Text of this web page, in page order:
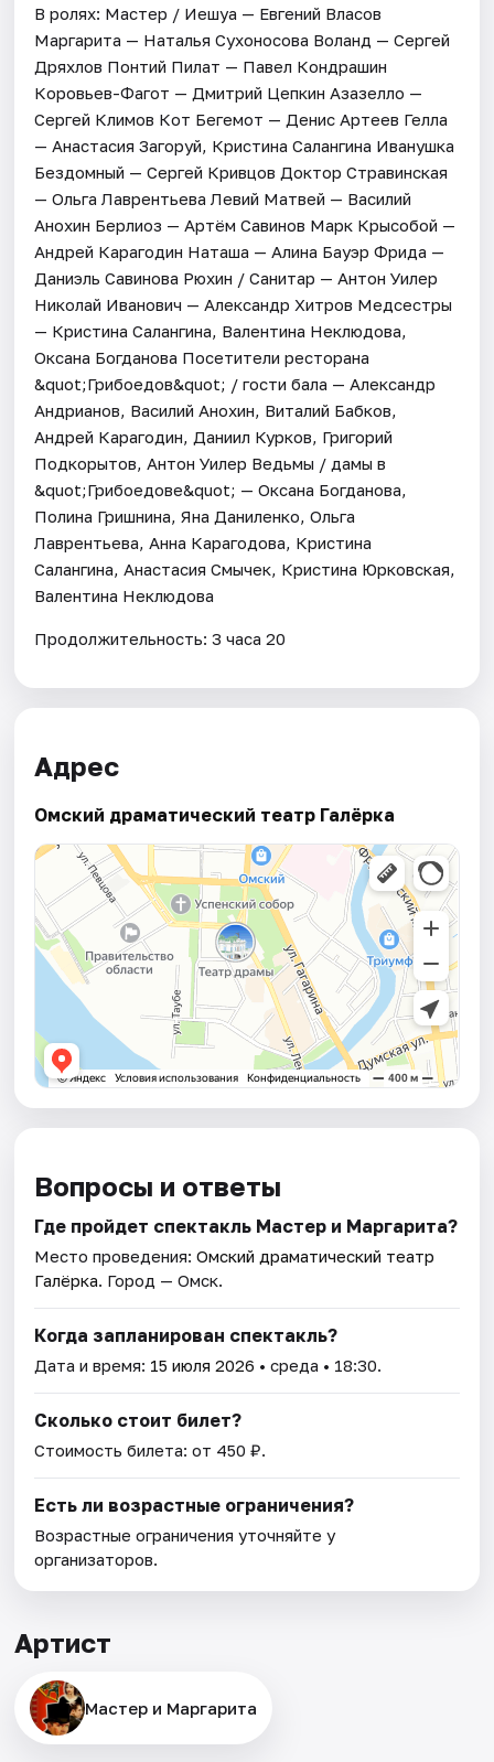
В ролях: Мастер / Иешуа — Евгений Власов
Маргарита — Наталья Сухоносова Воланд — Сергей
Дряхлов Понтий Пилат — Павел Кондрашин
Коровьев-Фагот — Дмитрий Цепкин Азазелло —
Сергей Климов Кот Бегемот — Денис Артеев Гелла
— Анастасия Загоруй, Кристина Салангина Иванушка
Бездомный — Сергей Кривцов Доктор Стравинская
— Ольга Лаврентьева Левий Матвей — Василий
Анохин Берлиоз — Артём Савинов Марк Крысобой —
Андрей Карагодин Наташа — Алина Бауэр Фрида —
Даниэль Савинова Рюхин / Санитар — Антон Уилер
Николай Иванович — Александр Хитров Медсестры
— Кристина Салангина, Валентина Неклюдова,
Оксана Богданова Посетители ресторана
&quot;Грибоедов&quot; / гости бала — Александр
Андрианов, Василий Анохин, Виталий Бабков,
Андрей Карагодин, Даниил Курков, Григорий
Подкорытов, Антон Уилер Ведьмы / дамы в
&quot;Грибоедове&quot; — Оксана Богданова,
Полина Гришнина, Яна Даниленко, Ольга
Лаврентьева, Анна Карагодова, Кристина
Салангина, Анастасия Смычек, Кристина Юрковская,
Валентина Неклюдова
Продолжительность: 3 часа 20
Адрес
Омский драматический театр Галёрка
Вопросы и ответы
Где пройдет спектакль Мастер и Маргарита?
Место проведения:Омский драматический театр
Галёрка. Город — Омск.
Когда запланирован спектакль?
Дата и время: 15 июля 2026 • среда • 18:30.
Сколько стоит билет?
Стоимость билета: от 450 ₽.
Есть ли возрастные ограничения?
Возрастные ограничения уточняйте у
организаторов.
Артист
Мастер и Маргарита